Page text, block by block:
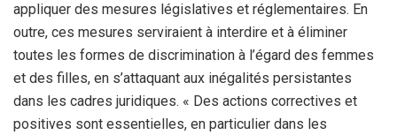
appliquer des mesures législatives et réglementaires. En
outre, ces mesures serviraient à interdire et à éliminer
toutes les formes de discrimination à l’égard des femmes
et des filles, en s’attaquant aux inégalités persistantes
dans les cadres juridiques. « Des actions correctives et
positives sont essentielles, en particulier dans les